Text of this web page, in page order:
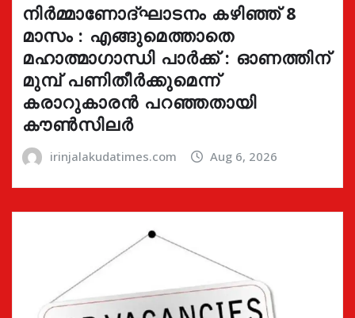
നിർമ്മാണോദ്ഘാടനം കഴിഞ്ഞ് 8
മാസം : എങ്ങുമെത്താതെ
മഹാത്മാഗാന്ധി പാർക്ക് : ഓണത്തിന്
മുമ്പ് പണിതീർക്കുമെന്ന്
കരാറുകാരൻ പറഞ്ഞതായി
കൗൺസിലർ
irinjalakudatimes.com Aug 6, 2026